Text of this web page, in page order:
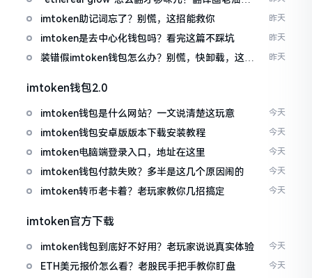
的私房话
imtoken助记词忘了？别慌，这招能救你 昨天
imtoken是去中心化钱包吗？看完这篇不踩坑 昨天
装错假imtoken钱包怎么办？别慌，快卸载，这几
昨天
imtoken钱包2.0
imtoken钱包是什么网站？一文说清楚这玩意 今天
imtoken钱包安卓版版本下载安装教程 今天
imtoken电脑端登录入口，地址在这里 今天
imtoken钱包付款失败？多半是这几个原因闹的 今天
imtoken转币老卡着？老玩家教你几招搞定 今天
imtoken官方下载
imtoken钱包到底好不好用？老玩家说说真实体验 今天
ETH美元报价怎么看？老股民手把手教你盯盘 今天